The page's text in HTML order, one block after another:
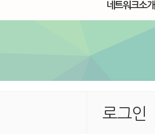
네트워크소개
로그인